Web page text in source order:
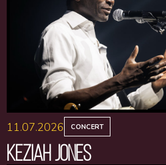
11.07.2026 CONCERT
KEZIAH JONES